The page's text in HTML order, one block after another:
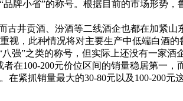
小省”的称号。根据目前的市场形势，
贡酒、汾酒等二线酒企也都在加紧山
视，此种情况将对主要生产中低端白酒的
”之类的称号，但实际上还没有一家酒
在100-200元价位区间的销量稳居第一
紧抓销量最大的30-80元以及100-200